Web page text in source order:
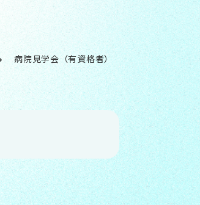
病院見学会（有資格者）